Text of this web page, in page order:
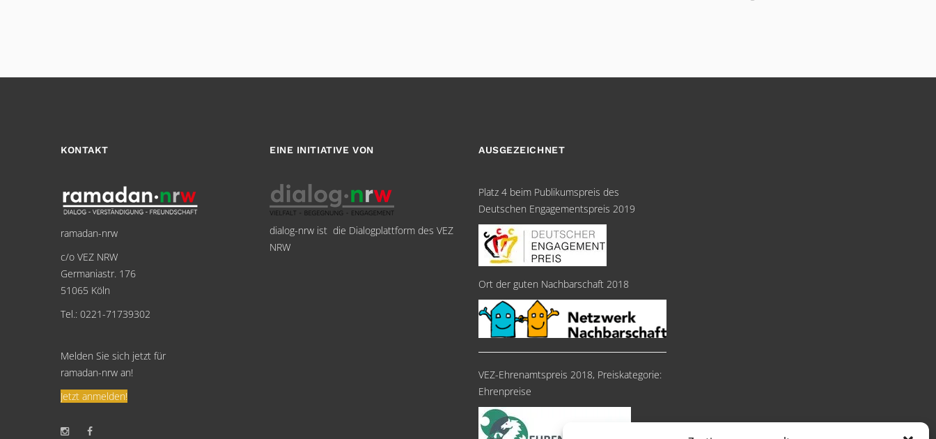
KONTAKT
ramadan-nrw
c/o VEZ NRW
Germaniastr. 176
51065 Köln
Tel.: 0221-71739302
Melden Sie sich jetzt für
ramadan-nrw an!
Jetzt anmelden!
EINE INITIATIVE VON
dialog-nrw ist die Dialogplattform des VEZ
NRW
AUSGEZEICHNET
Platz 4 beim Publikumspreis des
Deutschen Engagementspreis 2019
Ort der guten Nachbarschaft 2018
VEZ-Ehrenamtspreis 2018, Preiskategorie:
Ehrenpreise